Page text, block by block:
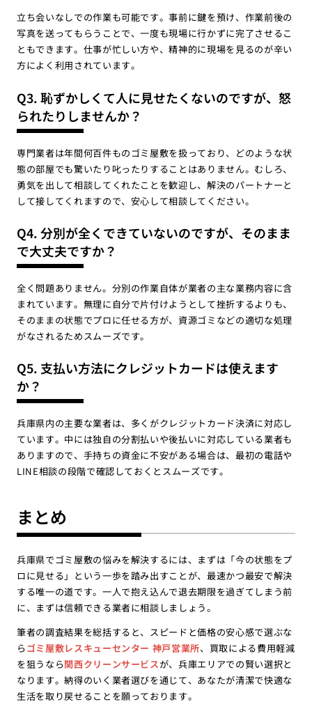
立ち会いなしでの作業も可能です。事前に鍵を預け、作業前後の
写真を送ってもらうことで、一度も現場に行かずに完了させるこ
ともできます。仕事が忙しい方や、精神的に現場を見るのが辛い
方によく利用されています。
Q3. 恥ずかしくて人に見せたくないのですが、怒
られたりしませんか？
専門業者は年間何百件ものゴミ屋敷を扱っており、どのような状
態の部屋でも驚いたり叱ったりすることはありません。むしろ、
勇気を出して相談してくれたことを歓迎し、解決のパートナーと
して接してくれますので、安心して相談してください。
Q4. 分別が全くできていないのですが、そのまま
で大丈夫ですか？
全く問題ありません。分別の作業自体が業者の主な業務内容に含
まれています。無理に自分で片付けようとして挫折するよりも、
そのままの状態でプロに任せる方が、資源ゴミなどの適切な処理
がなされるためスムーズです。
Q5. 支払い方法にクレジットカードは使えます
か？
兵庫県内の主要な業者は、多くがクレジットカード決済に対応し
ています。中には独自の分割払いや後払いに対応している業者も
ありますので、手持ちの資金に不安がある場合は、最初の電話や
LINE相談の段階で確認しておくとスムーズです。
まとめ
兵庫県でゴミ屋敷の悩みを解決するには、まずは「今の状態をプ
ロに見せる」という一歩を踏み出すことが、最速かつ最安で解決
する唯一の道です。一人で抱え込んで退去期限を過ぎてしまう前
に、まずは信頼できる業者に相談しましょう。
筆者の調査結果を総括すると、スピードと価格の安心感で選ぶな
らゴミ屋敷レスキューセンター 神戸営業所、買取による費用軽減
を狙うなら関西クリーンサービスが、兵庫エリアでの賢い選択と
なります。納得のいく業者選びを通じて、あなたが清潔で快適な
生活を取り戻せることを願っております。